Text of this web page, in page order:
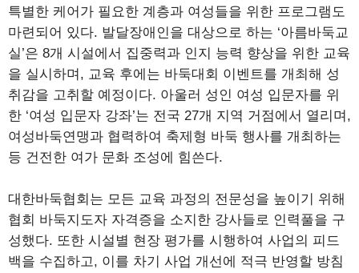
특별한 케어가 필요한 계층과 여성들을 위한 프로그램도
마련되어 있다. 발달장애인을 대상으로 하는 ‘아름바둑교
실’은 8개 시설에서 집중력과 인지 능력 향상을 위한 교육
을 실시하며, 교육 후에는 바둑대회 이벤트를 개최해 성
취감을 고취할 예정이다. 아울러 성인 여성 입문자를 위
한 ‘여성 입문자 강좌’는 전국 27개 지역 거점에서 열리며,
여성바둑연맹과 협력하여 축제형 바둑 행사를 개최하는
등 건전한 여가 문화 조성에 힘쓴다.
대한바둑협회는 모든 교육 과정의 전문성을 높이기 위해
협회 바둑지도자 자격증을 소지한 강사들로 인력풀을 구
성했다. 또한 시설별 현장 평가를 시행하여 사업의 피드
백을 수집하고, 이를 차기 사업 개선에 적극 반영할 방침